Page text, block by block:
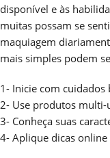
disponível e às
muitas possam se
maquiagem
mais simples podem
1- Inicie com cuidados
2- Use produtos
3- Conheça suas
4- Aplique dicas